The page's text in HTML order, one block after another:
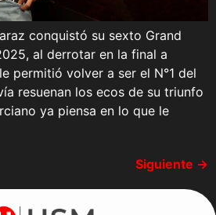
conquistó su sexto Grand
al derrotar en la final a
permitió volver a ser el N°1 del
resuenan los ecos de su triunfo
ya piensa en lo que le
Siguiente →